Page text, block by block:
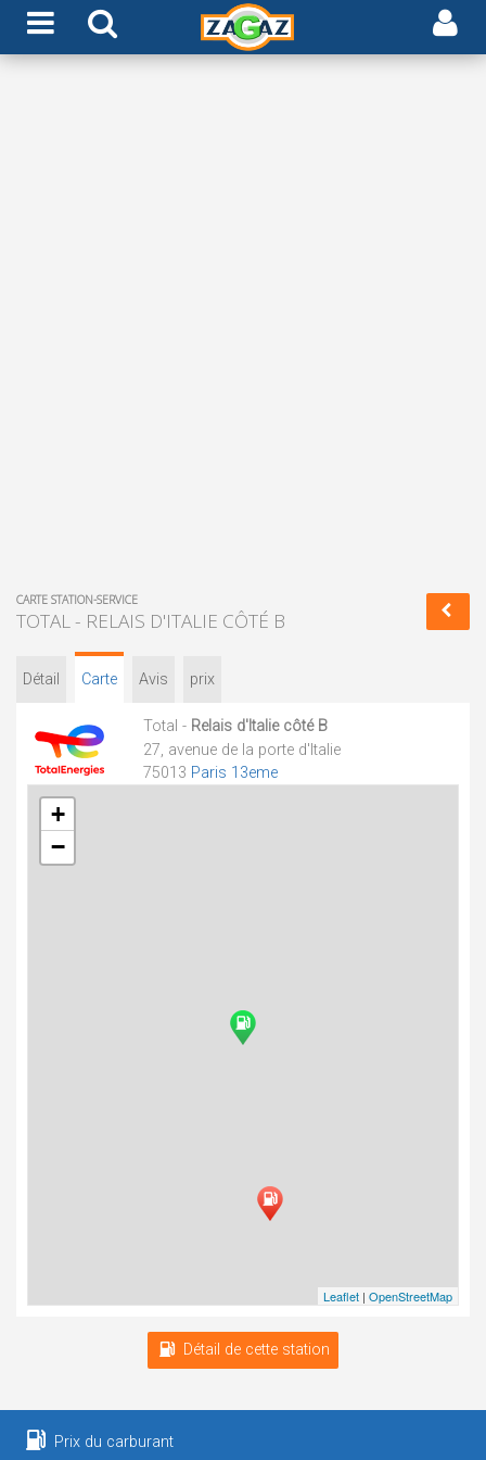
CARTE STATION-SERVICE
TOTAL - RELAIS D'ITALIE CÔTÉ B
Détail Carte Avis prix
Total - Relais d'Italie côté B
27, avenue de la porte d'Italie
75013 Paris 13eme
+
−
Leaflet | OpenStreetMap
Détail de cette station
Prix du carburant